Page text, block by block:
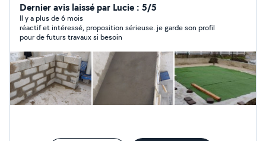
Dernier avis laissé par Lucie : 5/5
Il y a plus de 6 mois
réactif et intéressé, proposition sérieuse. je garde son profil
pour de futurs travaux si besoin